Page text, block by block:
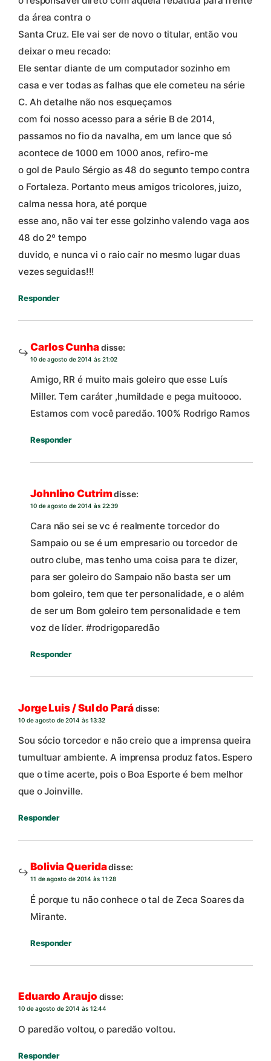
da área contra o
Santa Cruz. Ele vai ser de novo o titular, então vou
deixar o meu recado:
Ele sentar diante de um computador sozinho em
casa e ver todas as falhas que ele cometeu na série
C. Ah detalhe não nos esqueçamos
com foi nosso acesso para a série B de 2014,
passamos no fio da navalha, em um lance que só
acontece de 1000 em 1000 anos, refiro-me
o gol de Paulo Sérgio as 48 do segunto tempo contra
o Fortaleza. Portanto meus amigos tricolores, juizo,
calma nessa hora, até porque
esse ano, não vai ter esse golzinho valendo vaga aos
48 do 2º tempo
duvido, e nunca vi o raio cair no mesmo lugar duas
vezes seguidas!!!
Responder
Carlos Cunhadisse:
10 de agosto de 2014 às 21:02
Amigo, RR é muito mais goleiro que esse Luís
Miller. Tem caráter ,humildade e pega muitoooo.
Estamos com você paredão. 100% Rodrigo Ramos
Responder
Johnlino Cutrimdisse:
10 de agosto de 2014 às 22:39
Cara não sei se vc é realmente torcedor do
Sampaio ou se é um empresario ou torcedor de
outro clube, mas tenho uma coisa para te dizer,
para ser goleiro do Sampaio não basta ser um
bom goleiro, tem que ter personalidade, e o além
de ser um Bom goleiro tem personalidade e tem
voz de líder. #rodrigoparedão
Responder
Jorge Luis / Sul do Parádisse:
10 de agosto de 2014 às 13:32
Sou sócio torcedor e não creio que a imprensa queira
tumultuar ambiente. A imprensa produz fatos. Espero
que o time acerte, pois o Boa Esporte é bem melhor
que o Joinville.
Responder
Bolivia Queridadisse:
11 de agosto de 2014 às 11:28
É porque tu não conhece o tal de Zeca Soares da
Mirante.
Responder
Eduardo Araujo disse:
10 de agosto de 2014 às 12:44
O paredão voltou, o paredão voltou.
Responder